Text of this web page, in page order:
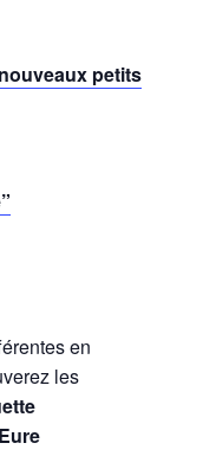
petits
en
les